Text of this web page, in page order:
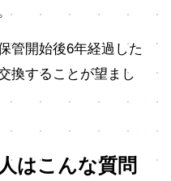
管開始後6年経過した
換することが望まし
はこんな質問